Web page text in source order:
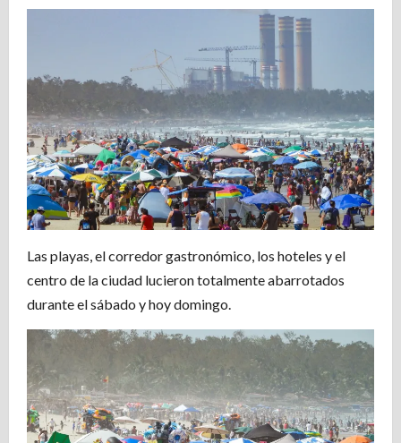
Las playas, el corredor gastronómico, los hoteles y el
centro de la ciudad lucieron totalmente abarrotados
durante el sábado y hoy domingo.